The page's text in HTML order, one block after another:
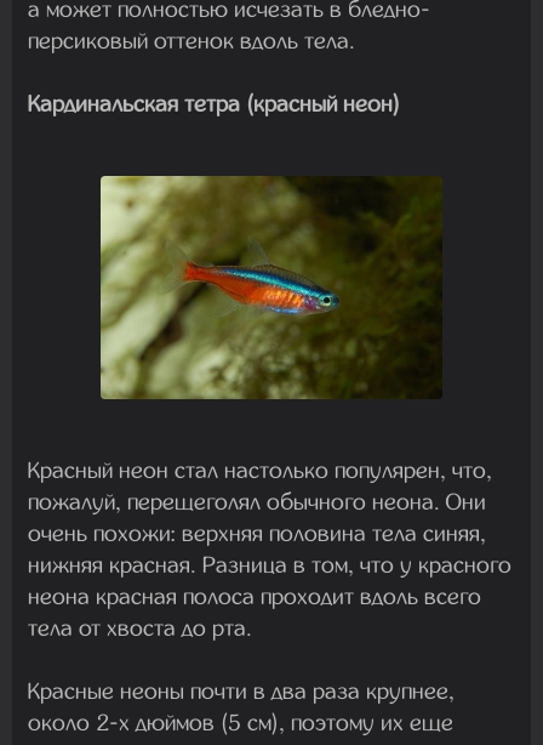
а может полностью исчезать в бледно-
персиковый оттенок вдоль тела.
Кардинальская тетра (красный неон)
Красный неон стал настолько популярен, что,
пожалуй, перещеголял обычного неона. Они
очень похожи: верхняя половина тела синяя,
нижняя красная. Разница в том, что у красного
неона красная полоса проходит вдоль всего
тела от хвоста до рта.
Красные неоны почти в два раза крупнее,
около 2-х дюймов (5 см), поэтому их еще